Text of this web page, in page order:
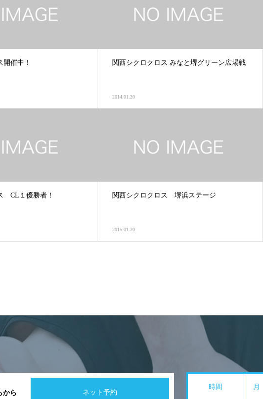
催中！ 関西シクロクロス みなと堺グリーン広場戦
2014.01.20
CL１優勝者！ 関西シクロクロス 堺浜ステージ
2015.01.20
から ネット予約
時間 月